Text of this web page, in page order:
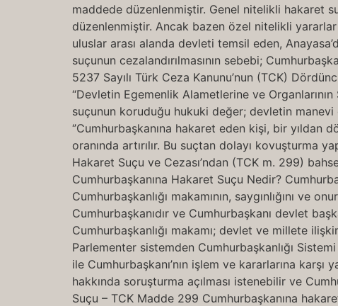
maddede düzenlenmiştir. Genel nitelikli hakaret
düzenlenmiştir. Ancak bazen özel nitelikli
uluslar arası alanda devleti temsil eden,
suçunun cezalandırılmasının sebebi;
5237 Sayılı Türk Ceza Kanunu’nun (TCK)
“Devletin Egemenlik Alametlerine ve Organlarının
suçunun koruduğu hukuki değer; devletin manevi
‘’Cumhurbaşkanına hakaret eden kişi, bir yıldan
oranında artırılır. Bu suçtan dolayı kovuşturma
Hakaret Suçu ve Cezası’ndan (TCK m. 299)
Cumhurbaşkanına Hakaret Suçu Nedir?
Cumhurbaşkanlığı makamının, saygınlığını ve
Cumhurbaşkanıdır ve Cumhurbaşkanı devlet
Cumhurbaşkanlığı makamı; devlet ve millete
Parlementer sistemden Cumhurbaşkanlığı
ile Cumhurbaşkanı’nın işlem ve kararlarına karşı
hakkında soruşturma açılması istenebilir ve
Suçu – TCK Madde 299 Cumhurbaşkanına